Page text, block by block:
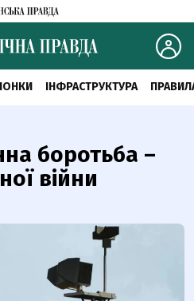
ІНФРАСТРУКТУРА
боротьба –
війни